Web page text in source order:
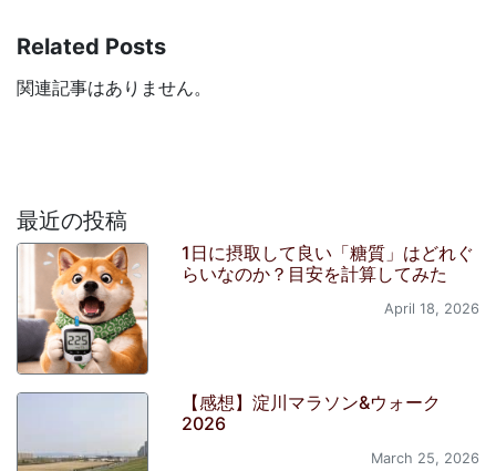
Related Posts
関連記事はありません。
最近の投稿
1日に摂取して良い「糖質」はどれぐ
らいなのか？目安を計算してみた
April 18, 2026
【感想】淀川マラソン&ウォーク
2026
March 25, 2026